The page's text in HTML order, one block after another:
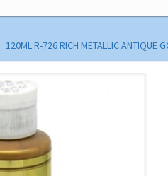
120ML R-726 RICH METALLIC ANTIQUE